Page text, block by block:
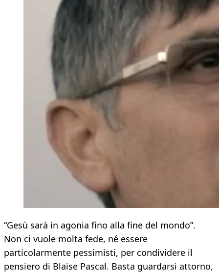
“Gesù sarà in agonia fino alla fine del mondo”.
Non ci vuole molta fede, né essere
particolarmente pessimisti, per condividere il
pensiero di Blaise Pascal. Basta guardarsi attorno,